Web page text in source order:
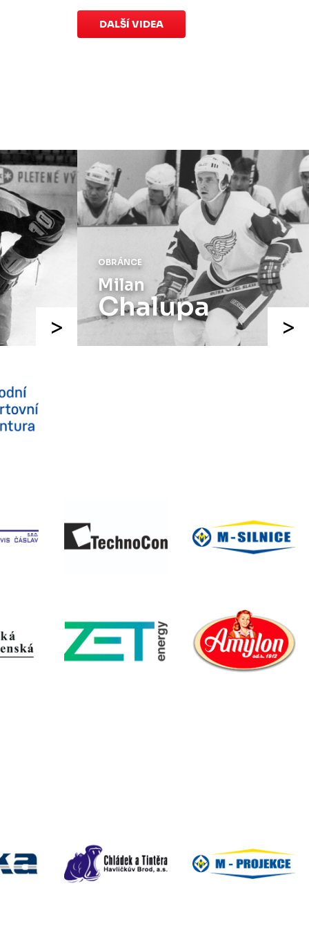
speciálních dresů končí v neděli 11.
ledna ve 20:00
Kluby se domluvily na náhradním
termínu, Bruslaři se s Ústím nad
Labem utkají domav Kotlině ve
středu 26. listopadu od 18:00 .
DALŠÍ VIDEA
OBRÁNCE
Milan
Chalupa